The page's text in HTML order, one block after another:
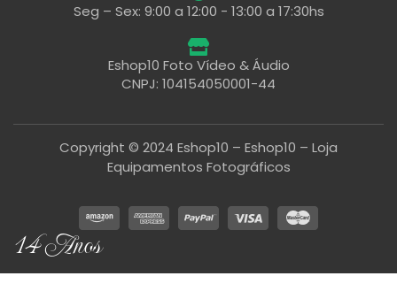
Seg – Sex: 9:00 a 12:00 - 13:00 a 17:30hs
Eshop10 Foto Vídeo & Áudio
CNPJ: 104154050001-44
Copyright © 2024 Eshop10 – Eshop10 – Loja
Equipamentos Fotográficos
14 Anos